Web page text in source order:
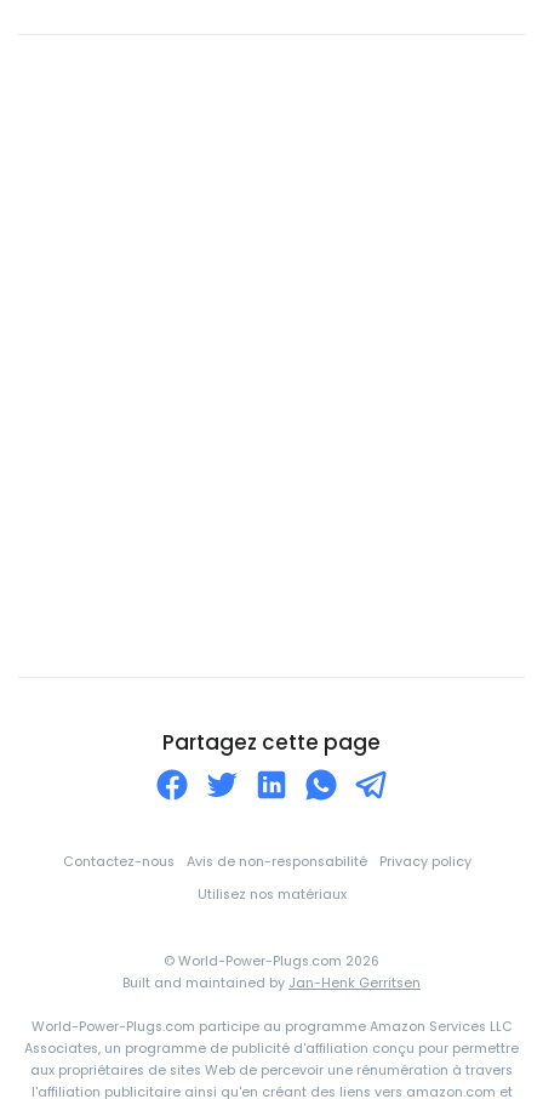
Botswana
Croatie
Côte d'Ivoire
Danemark
Djibouti
Partagez cette page
Contactez-nous Avis de non-responsabilité
Privacy policy
Utilisez nos matériaux
© World-Power-Plugs.com 2026
Built and maintained by Jan-Henk Gerritsen
World-Power-Plugs.com participe au programme Amazon Services LLC
Associates, un programme de publicité d'affiliation conçu pour permettre
aux propriétaires de sites Web de percevoir une rénumération à travers
l'affiliation publicitaire ainsi qu'en créant des liens vers amazon.com et